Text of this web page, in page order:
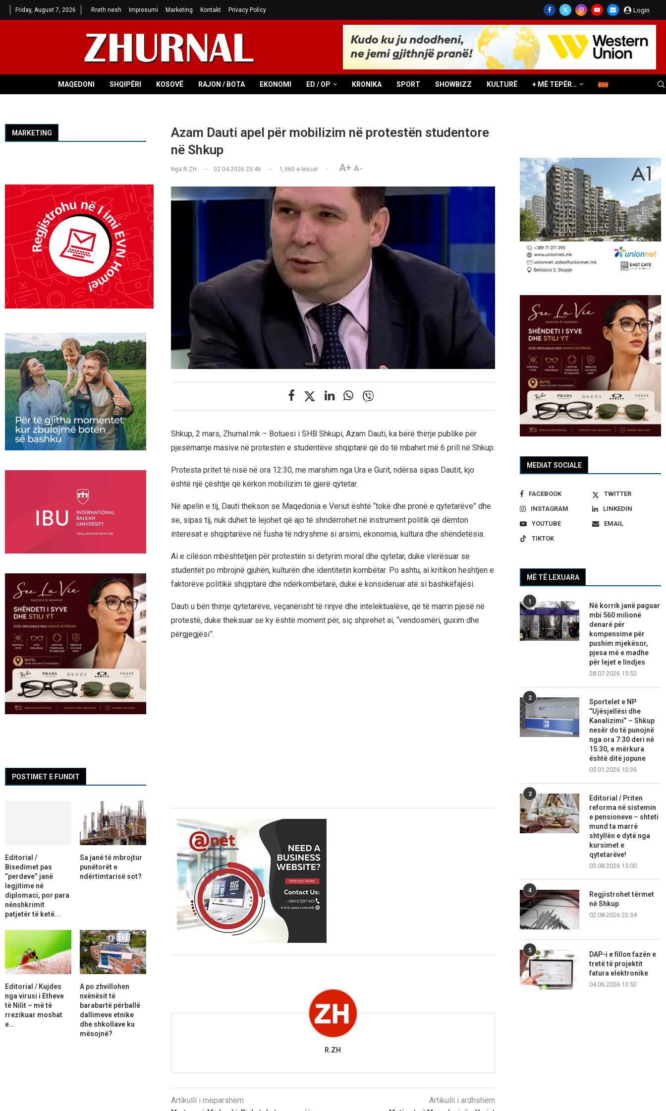
Friday, August 7, 2026 Rreth nesh Impresumi Marketing Kontakt Privacy Policy Login
MAQEDONI SHQIPËRI KOSOVË RAJON / BOTA EKONOMI ED / OP KRONIKA SPORT SHOWBIZZ KULTURË + MË TEPËR…
Azam Dauti apel për mobilizim në protestën studentore
në Shkup
Nga R.ZH 02.04.2026 23:46 1,960 e lexuar A+ A-
Shkup, 2 mars, Zhurnal.mk – Botuesi i SHB Shkupi, Azam Dauti, ka bërë thirrje publike për
pjesëmarrje masive në protestën e studentëve shqiptarë që do të mbahet më 6 prill në Shkup.
Protesta pritet të nisë në ora 12:30, me marshim nga Ura e Gurit, ndërsa sipas Dautit, kjo
është një çështje që kërkon mobilizim të gjerë qytetar.
Në apelin e tij, Dauti thekson se Maqedonia e Veriut është “tokë dhe pronë e qytetarëve” dhe
se, sipas tij, nuk duhet të lejohet që ajo të shndërrohet në instrument politik që dëmton
interesat e shqiptarëve në fusha të ndryshme si arsimi, ekonomia, kultura dhe shëndetësia.
Ai e cilëson mbështetjen për protestën si detyrim moral dhe qytetar, duke vlerësuar se
studentët po mbrojnë gjuhën, kulturën dhe identitetin kombëtar. Po ashtu, ai kritikon heshtjen e
faktorëve politikë shqiptarë dhe ndërkombëtarë, duke e konsideruar atë si bashkëfajësi.
Dauti u bën thirrje qytetarëve, veçanërisht të rinjve dhe intelektualëve, që të marrin pjesë në
protestë, duke theksuar se ky është moment për, siç shprehet ai, “vendosmëri, guxim dhe
përgjegjësi”.
R.ZH
Artikulli i mëparshëm Artikulli i ardhshëm
MEDIAT SOCIALE
FACEBOOK
TWITTER
INSTAGRAM
LINKEDIN
YOUTUBE
EMAIL
TIKTOK
MË TË LEXUARA
1
Në korrik janë paguar
mbi 560 milionë
denarë për
kompensime për
pushim mjekësor,
pjesa më e madhe
për lejet e lindjes
28.07.2026 15:52
2
Sportelet e NP
“Ujësjellësi dhe
Kanalizimi” – Shkup
nesër do të punojnë
nga ora 7:30 deri në
15:30, e mërkura
është ditë jopune
05.01.2026 10:36
3
Editorial / Priten
reforma në sistemin
e pensioneve – shteti
mund ta marrë
shtyllën e dytë nga
kursimet e
qytetarëve!
03.08.2026 15:00
4
Regjistrohet tërmet
në Shkup
02.08.2026 22:34
5
DAP-i e fillon fazën e
tretë të projektit
fatura elektronike
04.06.2026 13:52
MARKETING
POSTIMET E FUNDIT
Editorial /
Bisedimet pas
“perdeve” janë
legjitime në
diplomaci, por para
nënshkrimit
patjetër të ketë...
Sa janë të mbrojtur
punëtorët e
ndërtimtarisë sot?
Editorial / Kujdes
nga virusi i Etheve
të Nilit – më të
rrezikuar moshat
e...
A po zhvillohen
nxënësit të
barabartë përballë
dallimeve etnike
dhe shkollave ku
mësojnë?